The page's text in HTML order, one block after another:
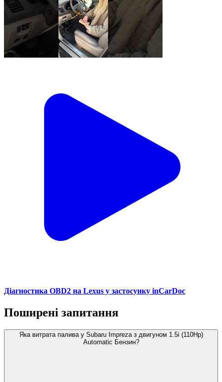
Діагностика OBD2 на Lexus у застосунку inCarDoc
Поширені запитання
Яка витрата палива у Subaru Impreza з двигуном 1.5i (110Hp)
Automatic Бензин?